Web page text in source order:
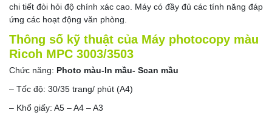
chi tiết đòi hỏi độ chính xác cao. Máy có đầy đủ các tính năng đáp
ứng các hoạt động văn phòng.
Thông số kỹ thuật của Máy photocopy màu
Ricoh MPC 3003/3503
Chức năng: Photo màu-In mầu- Scan mầu
– Tốc độ: 30/35 trang/ phút (A4)
– Khổ giấy: A5 – A4 – A3